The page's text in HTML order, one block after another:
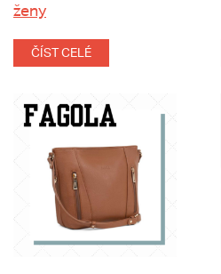
ženy
ČÍST CELÉ